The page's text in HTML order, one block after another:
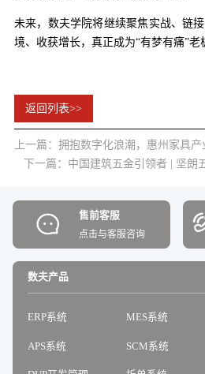
未来，数夫学院将继续聚焦实战、链
境、收获增长，真正成为“有梦有痛”老
返回列表>>
上一篇：拥抱数字化浪潮，惠州家具产
下一篇：中国建筑五金引领者 | 坚
售前客服
点击与客服咨询
数夫产品
ERP系统 MES系统
APS系统 SCM系统